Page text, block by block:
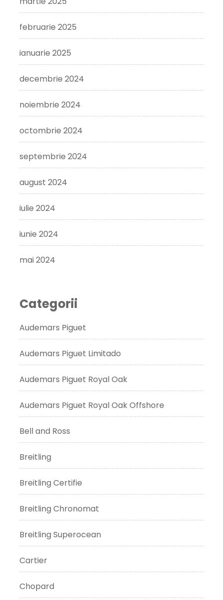
februarie 2025
ianuarie 2025
decembrie 2024
noiembrie 2024
octombrie 2024
septembrie 2024
august 2024
iulie 2024
iunie 2024
mai 2024
Categorii
Audemars Piguet
Audemars Piguet Limitado
Audemars Piguet Royal Oak
Audemars Piguet Royal Oak Offshore
Bell and Ross
Breitling
Breitling Certifie
Breitling Chronomat
Breitling Superocean
Cartier
Chopard